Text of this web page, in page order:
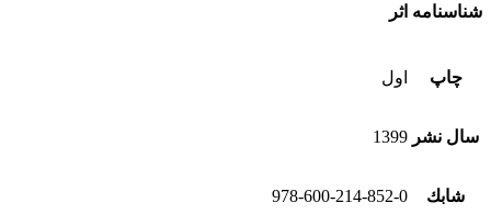
شناسنامه اثر
چاپ اول
سال نشر 1399
شابك 978-600-214-852-0